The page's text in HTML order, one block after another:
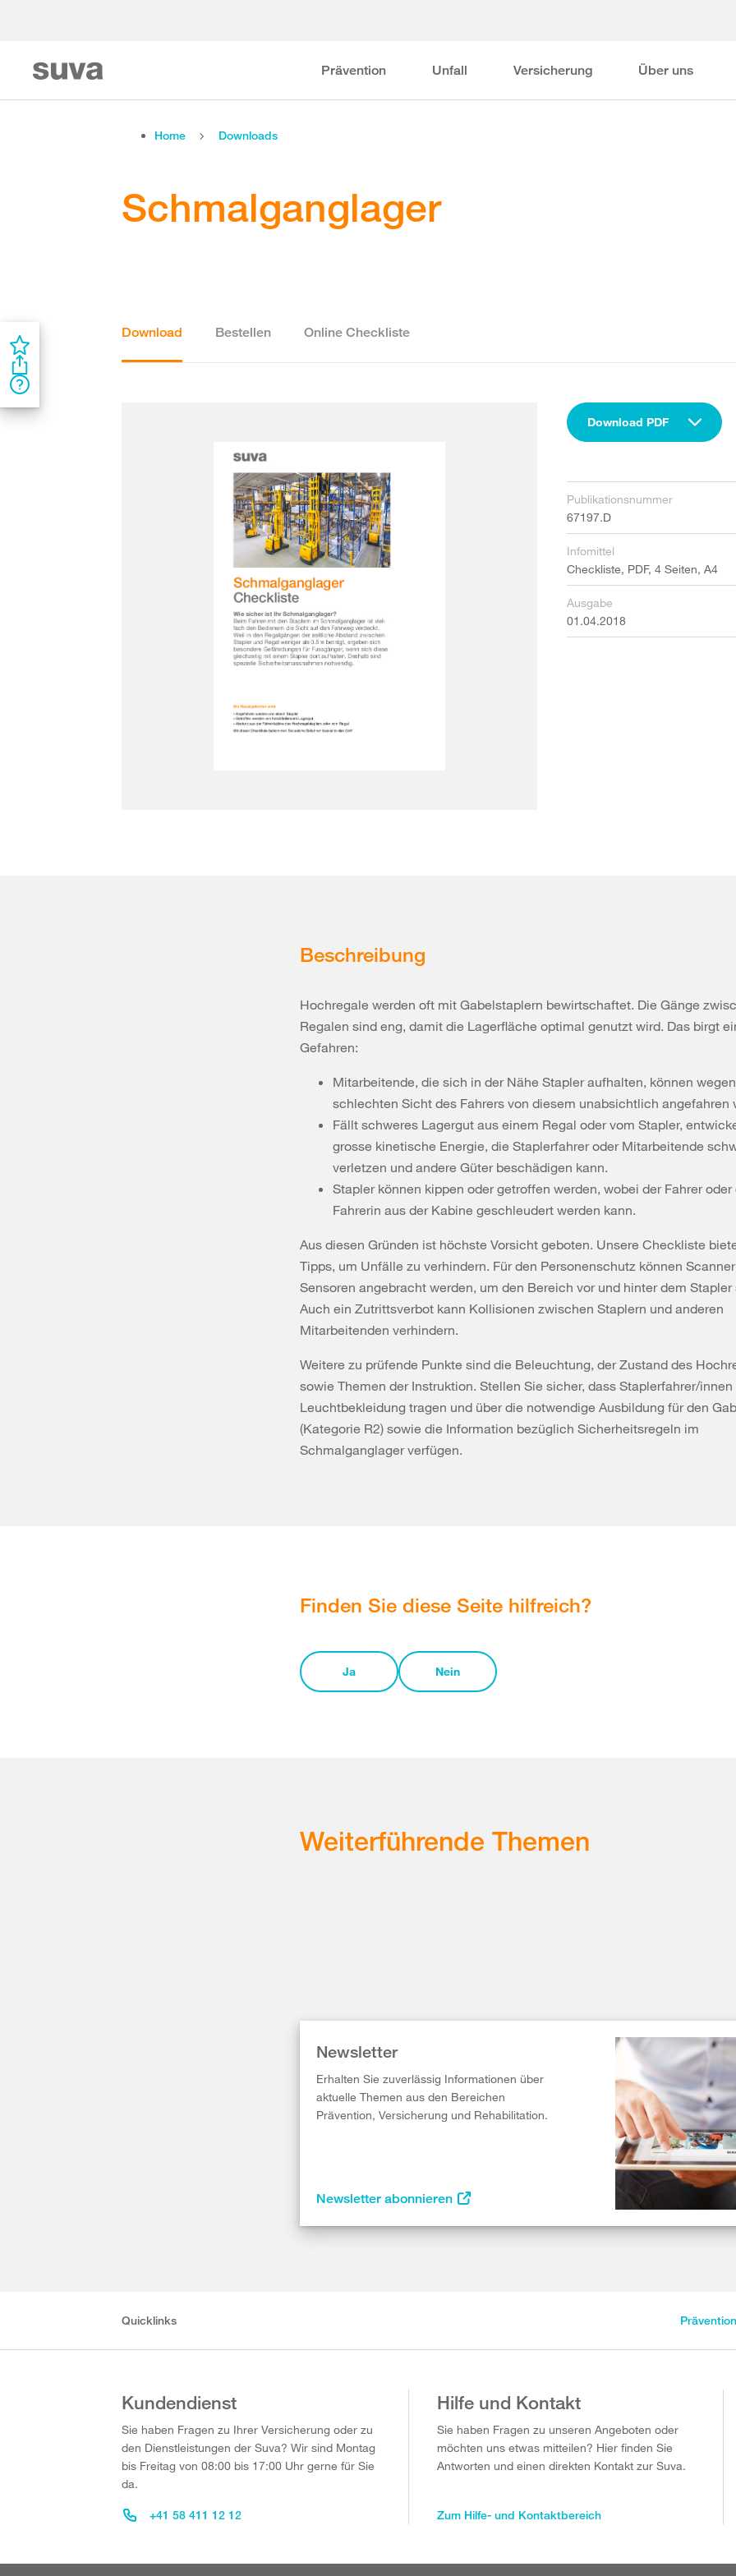
Prävention Unfall Versicherung Über uns
Home Downloads
Schmalganglager
Download Bestellen Online Checkliste
Download PDF
Publikationsnummer
67197.D
Infomittel
Checkliste, PDF, 4 Seiten, A4
Ausgabe
01.04.2018
Beschreibung
Hochregale werden oft mit Gabelstaplern bewirtschaftet. Die Gänge
Regalen sind eng, damit die Lagerfläche optimal genutzt wird. Das birgt
Gefahren:
Mitarbeitende, die sich in der Nähe Stapler aufhalten, können
schlechten Sicht des Fahrers von diesem unabsichtlich angefahren
Fällt schweres Lagergut aus einem Regal oder vom Stapler,
grosse kinetische Energie, die Staplerfahrer oder Mitarbeitende
verletzen und andere Güter beschädigen kann.
Stapler können kippen oder getroffen werden, wobei der Fahrer oder
Fahrerin aus der Kabine geschleudert werden kann.
Aus diesen Gründen ist höchste Vorsicht geboten. Unsere Checkliste
Tipps, um Unfälle zu verhindern. Für den Personenschutz können
Sensoren angebracht werden, um den Bereich vor und hinter dem Stapler
Auch ein Zutrittsverbot kann Kollisionen zwischen Staplern und anderen
Mitarbeitenden verhindern.
Weitere zu prüfende Punkte sind die Beleuchtung, der Zustand des
sowie Themen der Instruktion. Stellen Sie sicher, dass Staplerfahrer/innen
Leuchtbekleidung tragen und über die notwendige Ausbildung für den
(Kategorie R2) sowie die Information bezüglich Sicherheitsregeln im
Schmalganglager verfügen.
Finden Sie diese Seite hilfreich?
Ja Nein
Weiterführende Themen
Newsletter
Erhalten Sie zuverlässig Informationen über
aktuelle Themen aus den Bereichen
Prävention, Versicherung und Rehabilitation.
Newsletter abonnieren
Quicklinks Prävention
Kundendienst
Sie haben Fragen zu Ihrer Versicherung oder zu
den Dienstleistungen der Suva? Wir sind Montag
bis Freitag von 08:00 bis 17:00 Uhr gerne für Sie
da.
+41 58 411 12 12
Hilfe und Kontakt
Sie haben Fragen zu unseren Angeboten oder
möchten uns etwas mitteilen? Hier finden Sie
Antworten und einen direkten Kontakt zur Suva.
Zum Hilfe- und Kontaktbereich